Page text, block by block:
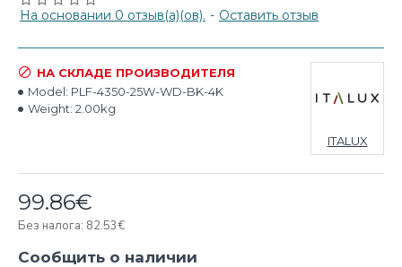
На основании 0 отзыв(а)(ов). - Оставить отзыв
99.86€
Без налога: 82.53€
НА СКЛАДЕ ПРОИЗВОДИТЕЛЯ
Model: PLF-4350-25W-WD-BK-4K
Weight: 2.00kg
ITALUX
Сообщить о наличии